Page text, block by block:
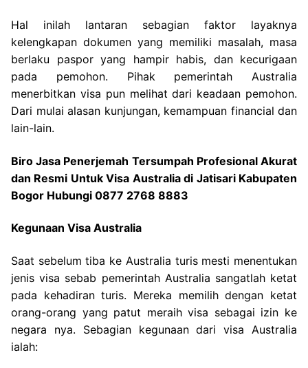
Hal inilah lantaran sebagian faktor layaknya
kelengkapan dokumen yang memiliki masalah, masa
berlaku paspor yang hampir habis, dan kecurigaan
pada pemohon. Pihak pemerintah Australia
menerbitkan visa pun melihat dari keadaan pemohon.
Dari mulai alasan kunjungan, kemampuan financial dan
lain-lain.
Biro Jasa Penerjemah Tersumpah Profesional Akurat
dan Resmi Untuk Visa Australia di Jatisari Kabupaten
Bogor Hubungi 0877 2768 8883
Kegunaan Visa Australia
Saat sebelum tiba ke Australia turis mesti menentukan
jenis visa sebab pemerintah Australia sangatlah ketat
pada kehadiran turis. Mereka memilih dengan ketat
orang-orang yang patut meraih visa sebagai izin ke
negara nya. Sebagian kegunaan dari visa Australia
ialah: